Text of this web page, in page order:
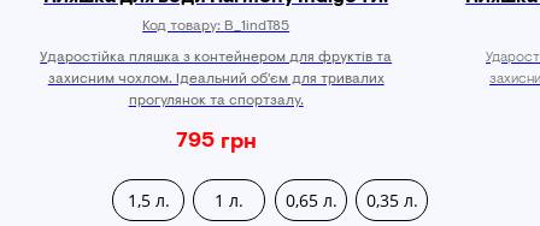
Код товару: B_1indT85
Ударостійка пляшка з контейнером для фруктів та
захисним чохлом. Ідеальний об'єм для тривалих
прогулянок та спортзалу.
795 грн
1 л.
1,5 л. 0,65 л. 0,35 л.